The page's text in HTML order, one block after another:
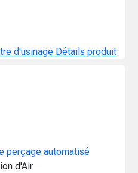
d'usinage Détails produit
perçage automatisé
d'Air